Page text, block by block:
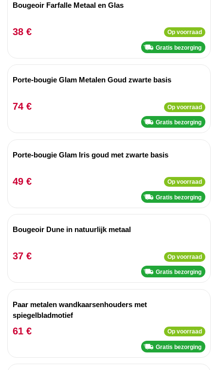
Bougeoir Farfalle Metaal en Glas
38 € Op voorraad
Gratis bezorging
Porte-bougie Glam Metalen Goud zwarte basis
74 € Op voorraad
Gratis bezorging
Porte-bougie Glam Iris goud met zwarte basis
49 € Op voorraad
Gratis bezorging
Bougeoir Dune in natuurlijk metaal
37 € Op voorraad
Gratis bezorging
Paar metalen wandkaarsenhouders met
spiegelbladmotief
61 € Op voorraad
Gratis bezorging